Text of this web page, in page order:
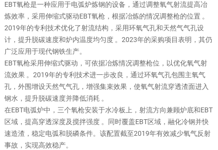
EBT氧枪是一种应用于电弧炉炼钢的设备，通过调整氧气射流提高冶
炼效率，采用伸缩式驱动EBT氧枪，根据冶炼的情况调整枪的位置 。
2019年的专利技术优化了射流结构，采用环氧气孔和天然气气孔设
计，提升脱碳速度和炉内温度均匀度 。2023年的采购项目表明，其仍
广泛应用于现代钢铁生产。
EBT氧枪采用伸缩式驱动，可依据冶炼情况调整枪位，以优化氧气射
流效果 。2019年的专利技术进一步改良，通过环氧气孔包围主氧气
孔，外围增设天然气气孔，增强集束效果，使氧气射流穿透渣面进入
钢水，提升脱碳速度并降低消耗 。
在EBT电弧炉中，三个氧枪安装于水冷板上，射流方向兼顾炉底和EBT
区域，提高穿透深度及搅拌强度 。同时覆盖EBT区域，融化冷钢并快
速造渣，稳定电弧和脱磷条件。该配置截至2019年有效减少氧气反射
事故，实现高效稳产。